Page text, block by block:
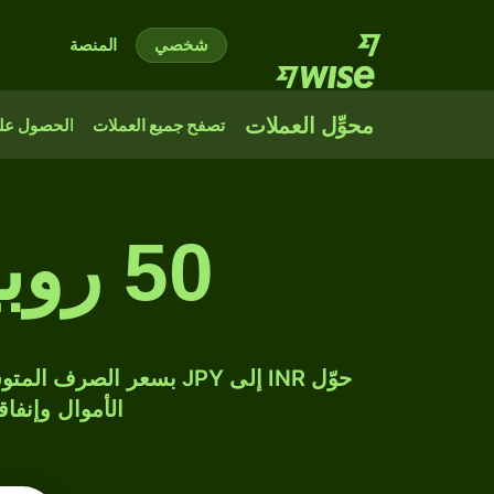
شخصي المنصة
محوِّل العملات تصفح جميع العملات الحصول
50 روبية هندية إلى ين ياباني
الأموال